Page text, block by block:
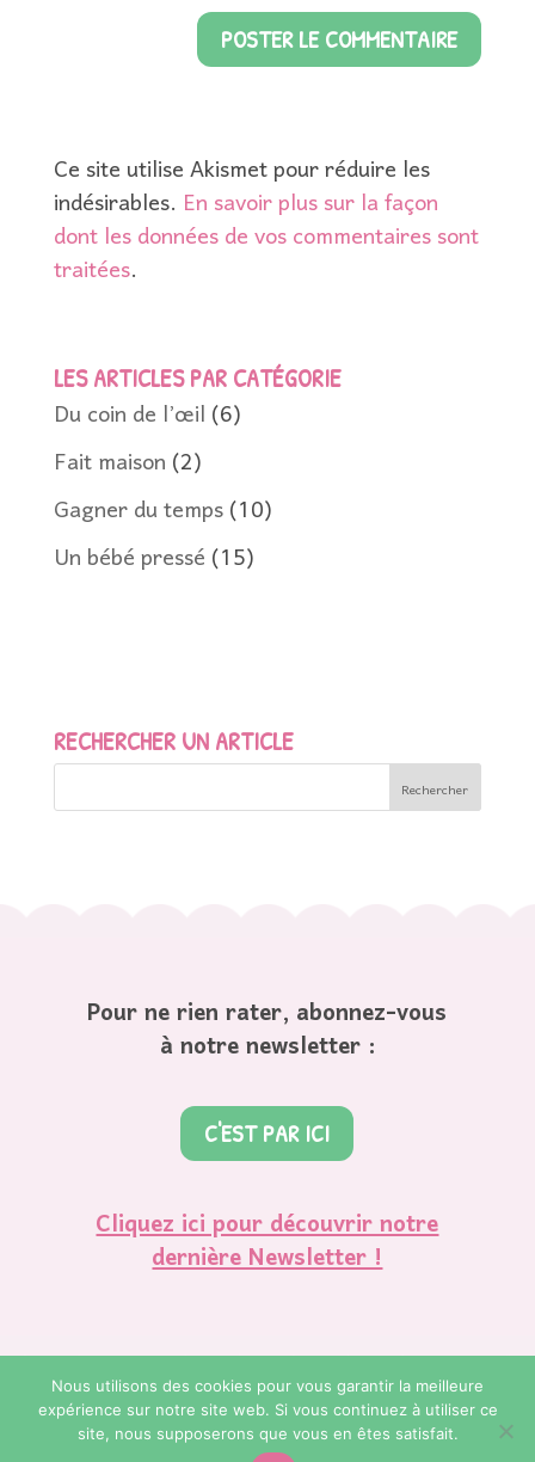
Ce site utilise Akismet pour réduire les
indésirables. En savoir plus sur la façon
dont les données de vos commentaires sont
traitées.
LES ARTICLES PAR CATÉGORIE
Du coin de l’œil(6)
Fait maison(2)
Gagner du temps(10)
Un bébé pressé(15)
RECHERCHER UN ARTICLE
Pour ne rien rater, abonnez-vous
à notre newsletter :
C'EST PAR ICI
Cliquez ici pour découvrir notre
dernière Newsletter !
© Copyright 2023. Regard de Bébé Plume. Réalisation et
Nous utilisons des cookies pour vous garantir la meilleure
expérience sur notre site web. Si vous continuez à utiliser ce
site, nous supposerons que vous en êtes satisfait.